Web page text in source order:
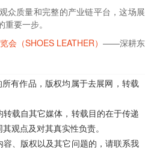
众质量和完整的产业链平台，这场展
要一步。
（SHOES LEATHER） ——深耕东
所有作品，版权均属于去展网，转载
转载自其它媒体，转载目的在于传递
观点及对其真实性负责。
、版权以及其它问题的，请联系我